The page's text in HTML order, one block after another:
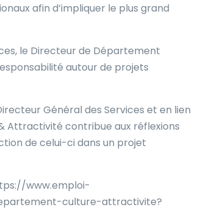
afin d’impliquer le plus grand
le Directeur de Département
autour de projets
Général des Services et en lien
Attractivité contribue aux réflexions
de celui-ci dans un projet
www.emploi-
culture-attractivite?